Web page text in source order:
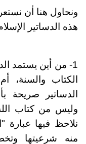
ونحاول هنا أن
هذه الدساتير
1- من أين يستمد
الكتاب والسنة،
الدساتير صريحة
وليس من كتاب
نلاحظ فيها
منه شرعيتها